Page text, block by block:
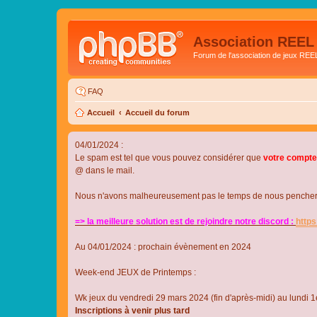
Association REEL
Forum de l'association de jeux REEL
FAQ
Accueil Accueil du forum
04/01/2024 :
Le spam est tel que vous pouvez considérer que votre
@ dans le mail.
Nous n'avons malheureusement pas le temps de nous
=> la meilleure solution est de rejoindre notre discord :
Au 04/01/2024 : prochain évènement en 2024
Week-end JEUX de Printemps :
Wk jeux du vendredi 29 mars 2024 (fin d'après-midi) au lundi
Inscriptions à venir plus tard